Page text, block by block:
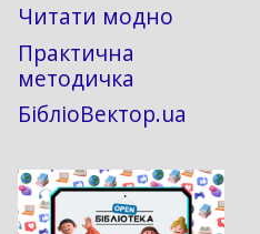
Читати модно
Практична
методичка
БібліоВектор.ua